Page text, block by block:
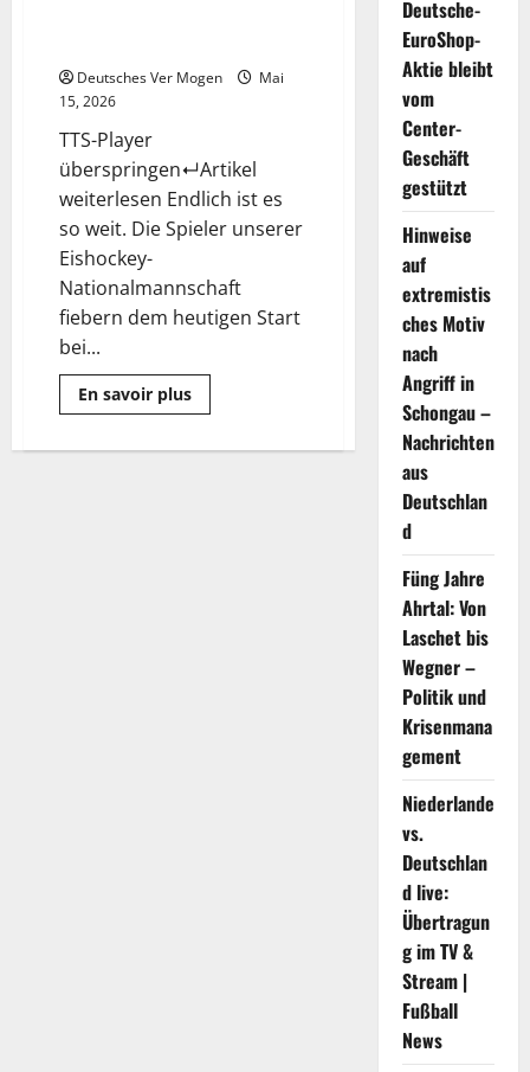
Deutsches Ver Mogen
Mai
15, 2026
TTS-Player
überspringen↵Artikel
weiterlesen Endlich ist es
so weit. Die Spieler unserer
Eishockey-
Nationalmannschaft
fiebern dem heutigen Start
bei...
En savoir plusMehr
Informationen
WM
Deutsche-
EuroShop-
Aktie bleibt
vom
Center-
Geschäft
gestützt
Hinweise
auf
extremistis
ches Motiv
nach
Angriff in
Schongau –
Nachrichten
aus
Deutschlan
d
Füng Jahre
Ahrtal: Von
Laschet bis
Wegner –
Politik und
Krisenmana
gement
Niederlande
vs.
Deutschlan
d live:
Übertragun
g im TV &
Stream |
Fußball
News